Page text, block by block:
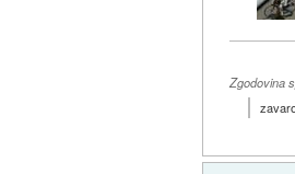
Zgodovina